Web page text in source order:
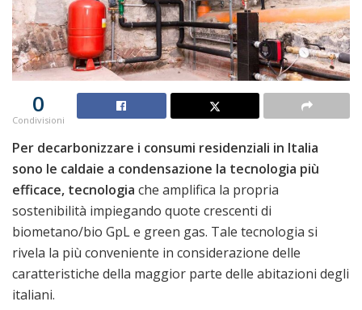
0
Condivisioni
Per decarbonizzare i consumi residenziali in Italia
sono le caldaie a condensazione la tecnologia più
efficace, tecnologia che amplifica la propria
sostenibilità impiegando quote crescenti di
biometano/bio GpL e green gas. Tale tecnologia si
rivela la più conveniente in considerazione delle
caratteristiche della maggior parte delle abitazioni degli
italiani.